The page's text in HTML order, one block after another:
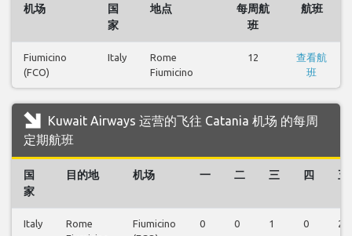
机场
国
家
地点
每周航
班
航班
Fiumicino
(FCO)
Italy
Rome
Fiumicino
12
查看航
班
Kuwait Airways 运营的飞往 Catania 机场 的每周
定期航班
国
家
目的地 机场 一 二 三 四 五
Italy
Rome
Fiumicino
0 0 1 0 2